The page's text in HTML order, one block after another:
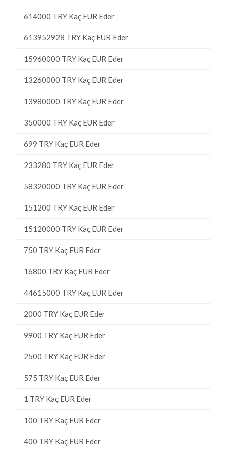
614000 TRY Kaç EUR Eder
613952928 TRY Kaç EUR Eder
15960000 TRY Kaç EUR Eder
13260000 TRY Kaç EUR Eder
13980000 TRY Kaç EUR Eder
350000 TRY Kaç EUR Eder
699 TRY Kaç EUR Eder
233280 TRY Kaç EUR Eder
58320000 TRY Kaç EUR Eder
151200 TRY Kaç EUR Eder
15120000 TRY Kaç EUR Eder
750 TRY Kaç EUR Eder
16800 TRY Kaç EUR Eder
44615000 TRY Kaç EUR Eder
2000 TRY Kaç EUR Eder
9900 TRY Kaç EUR Eder
2500 TRY Kaç EUR Eder
575 TRY Kaç EUR Eder
1 TRY Kaç EUR Eder
100 TRY Kaç EUR Eder
400 TRY Kaç EUR Eder